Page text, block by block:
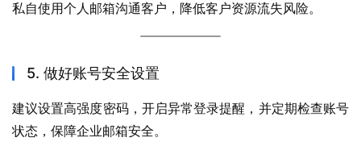
私自使用个人邮箱沟通客户，降低客户资源流失风险。
5. 做好账号安全设置
建议设置高强度密码，开启异常登录提醒，并定期检查账号
状态，保障企业邮箱安全。